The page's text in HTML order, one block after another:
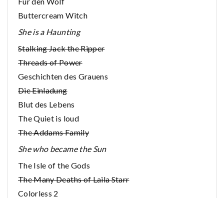
Buttercream Witch
She is a Haunting
Stalking Jack the Ripper
Threads of Power
Geschichten des Grauens
Die Einladung
Blut des Lebens
The Quiet is loud
The Addams Family
She who became the Sun
The Isle of the Gods
The Many Deaths of Laila Starr
Colorless 2